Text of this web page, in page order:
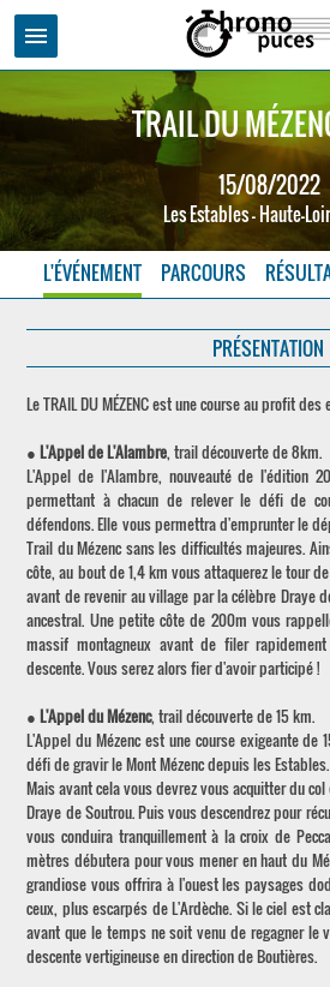
menu
TRAIL DU
15/08/2022
Les Estables - Haute-
L'ÉVÉNEMENT PARCOURS
PRÉSENTATION
Le TRAIL DU MÉZENC est une course au profit
●L'Appel de L'Alambre, trail découverte de 8km.
L'Appel de l'Alambre, nouveauté de l'édition
permettant à chacun de relever le défi de
défendons. Elle vous permettra d'emprunter le
Trail du Mézenc sans les difficultés majeures.
côte, au bout de 1,4 km vous attaquerez le tour
avant de revenir au village par la célèbre Draye
ancestral. Une petite côte de 200m vous
massif montagneux avant de filer
descente. Vous serez alors fier d'avoir participé !
●L'Appel du Mézenc, trail découverte de 15 km.
L'Appel du Mézenc est une course exigeante
défi de gravir le Mont Mézenc depuis les Estables.
Mais avant cela vous devrez vous acquitter du
Draye de Soutrou. Puis vous descendrez pour
vous conduira tranquillement à la croix de
mètres débutera pour vous mener en haut du
grandiose vous offrira à l'ouest les paysages
ceux, plus escarpés de L'Ardèche. Si le ciel est
avant que le temps ne soit venu de regagner le
descente vertigineuse en direction de Boutières.